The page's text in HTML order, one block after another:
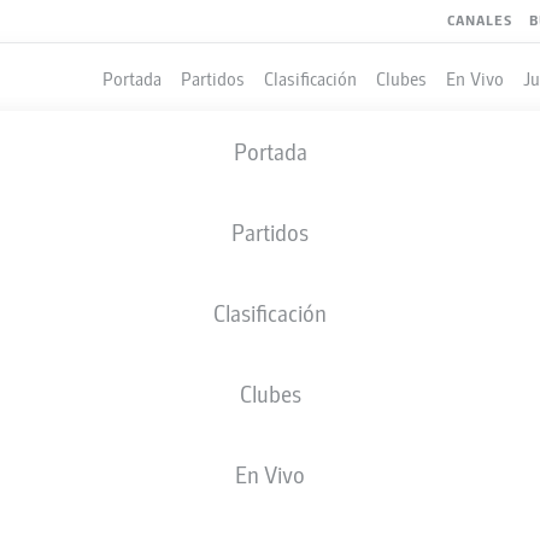
CANALES
Portada Partidos Clasificación Clubes En Vivo
Portada
Partidos
Clasificación
Clubes
En Vivo